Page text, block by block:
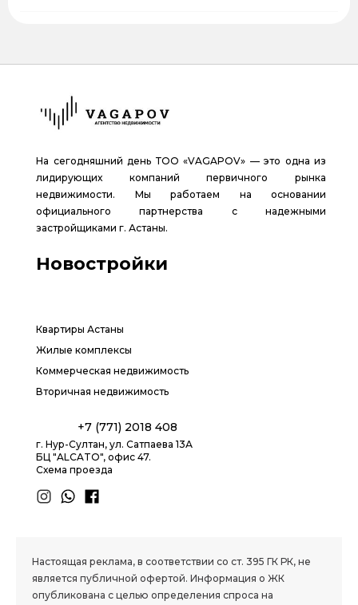
На сегодняшний день ТОО «VAGAPOV» — это одна из
лидирующих компаний первичного рынка
недвижимости. Мы работаем на основании
официального партнерства с надежными
застройщиками г. Астаны.
Новостройки
Квартиры Астаны
Жилые комплексы
Коммерческая недвижимость
Вторичная недвижимость
+7 (771) 2018 408
г. Нур-Султан, ул. Сатпаева 13А
БЦ "ALCATO", офис 47.
Схема проезда
Настоящая реклама, в соответствии со ст. 395 ГК РК, не
является публичной офертой. Информация о ЖК
опубликована с целью определения спроса на